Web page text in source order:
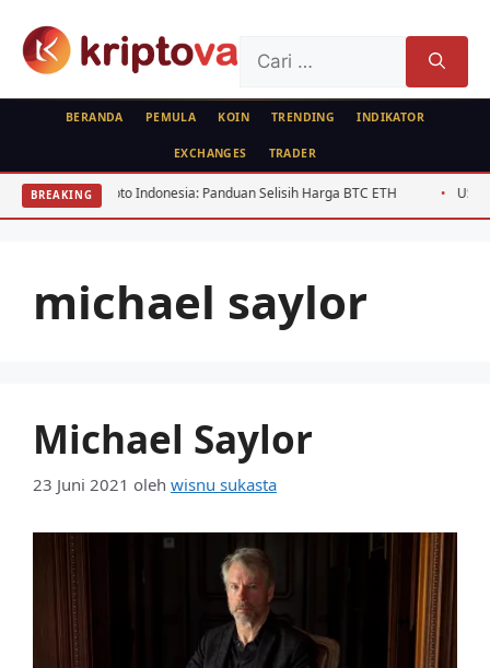
untuk:
BERANDA PEMULA KOIN TRENDING INDIKATOR
EXCHANGES TRADER
BREAKING
Crypto Indonesia: Panduan Selisih Harga BTC ETH USD/IDR
michael saylor
Michael Saylor
23 Juni 2021 oleh wisnu sukasta